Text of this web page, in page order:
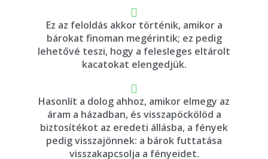
Ez az feloldás akkor történik, amikor a
bárokat finoman megérintik; ez pedig
lehetővé teszi, hogy a felesleges eltárolt
kacatokat elengedjük.
Hasonlít a dolog ahhoz, amikor elmegy az
áram a házadban, és visszapöckölöd a
biztosítékot az eredeti állásba, a fények
pedig visszajönnek: a bárok futtatása
visszakapcsolja a fényeidet.